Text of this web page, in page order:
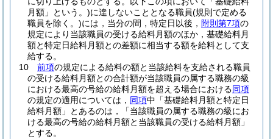
月額」という。)に達しないこととなる職員(規則で定める
職員を除く。)には，当分の間，特定日以後， 附則第7項の
規定により当該職員の受ける給料月額のほか，基礎給料月
額と特定日給料月額との差額に相当する額を給料として支
給する。
10
前項の規定による給料の額と当該給料を支給される職員
の受ける給料月額との合計額が当該職員の属する職務の級
における最高の号給の給料月額を超える場合における同項
の規定の適用については， 同項中「基礎給料月額と特定日
給料月額」とあるのは，「当該職員の属する職務の級にお
ける最高の号給の給料月額と当該職員の受ける給料月額」
とする。